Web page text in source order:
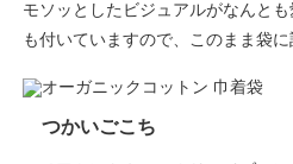
モソッとしたビジュアルがなんと
も付いていますので、このまま袋に
つかいごこち